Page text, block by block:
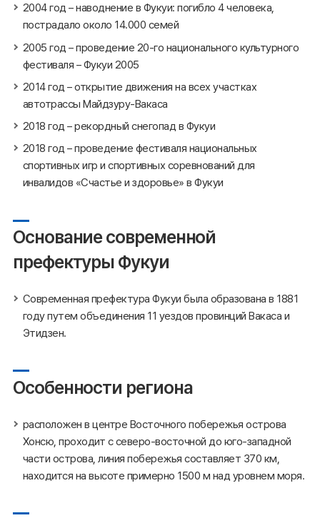
2004 год – наводнение в Фукуи: погибло 4 человека,
пострадало около 14.000 семей
2005 год – проведение 20-го национального культурного
фестиваля – Фукуи 2005
2014 год – открытие движения на всех участках
автотрассы Майдзуру-Вакаса
2018 год – рекордный снегопад в Фукуи
2018 год – проведение фестиваля национальных
спортивных игр и спортивных соревнований для
инвалидов «Счастье и здоровье» в Фукуи
Основание современной
префектуры Фукуи
Современная префектура Фукуи была образована в 1881
году путем объединения 11 уездов провинций Вакаса и
Этидзен.
Особенности региона
расположен в центре Восточного побережья острова
Хонсю, проходит с северо-восточной до юго-западной
части острова, линия побережья составляет 370 км,
находится на высоте примерно 1500 м над уровнем моря.